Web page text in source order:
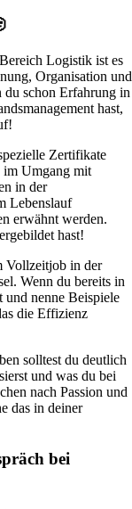
Logistik ist es
Organisation und
du schon Erfahrung in
hast,
Zertifikate
im Umgang mit
in der
Lebenslauf
erwähnt werden.
hast!
Vollzeitjob in der
Wenn du bereits in
und nenne Beispiele
die Effizienz
solltest du deutlich
und was du bei
nach Passion und
das in deiner
bei